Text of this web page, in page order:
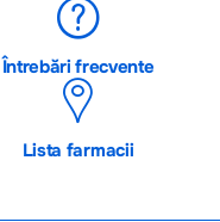
Întrebări frecvente
Lista farmacii